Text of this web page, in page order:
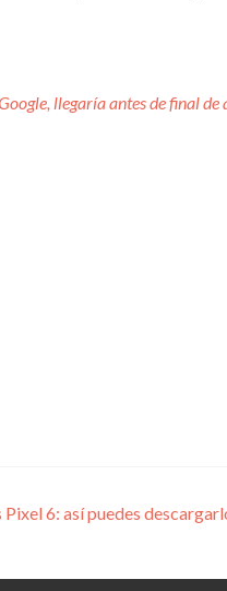
llegaría antes de final de
6: así puedes